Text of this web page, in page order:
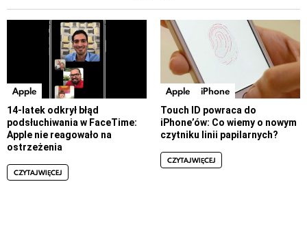
Apple
14-latek odkrył błąd
podsłuchiwania w FaceTime:
Apple nie reagowało na
ostrzeżenia
CZYTAJ WIĘCEJ
Apple iPhone
Touch ID powraca do
iPhone’ów: Co wiemy o nowym
czytniku linii papilarnych?
CZYTAJ WIĘCEJ